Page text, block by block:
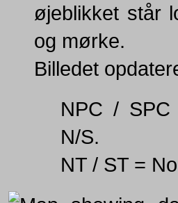
øjeblikket står
og mørke.
Billedet
NPC / SPC
N/S.
NT / ST =